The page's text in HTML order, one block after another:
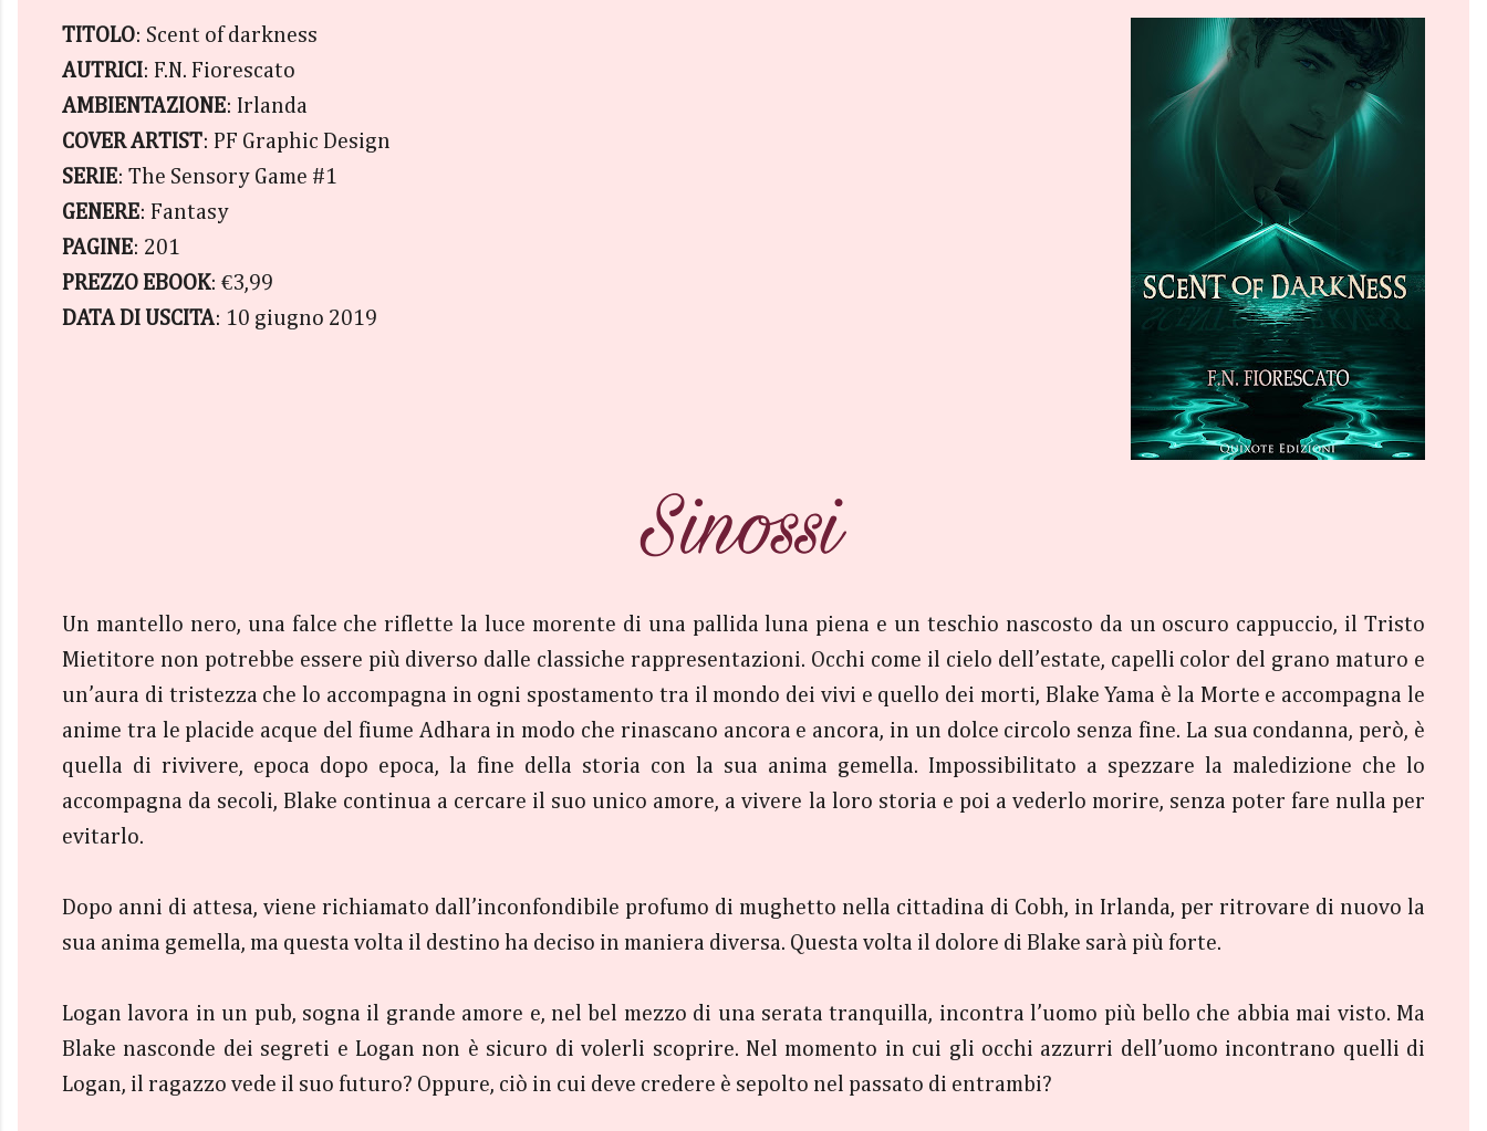
TITOLO: Scent of darkness
AUTRICI: F.N. Fiorescato
AMBIENTAZIONE: Irlanda
COVER ARTIST: PF Graphic Design
SERIE: The Sensory Game #1
GENERE: Fantasy
PAGINE: 201
PREZZO EBOOK: €3,99
DATA DI USCITA: 10 giugno 2019
Un mantello nero, una falce che riflette la luce morente di una pallida luna piena e un teschio nascosto da un oscuro cappuccio, il Tristo
Mietitore non potrebbe essere più diverso dalle classiche rappresentazioni. Occhi come il cielo dell’estate, capelli color del grano maturo e
un’aura di tristezza che lo accompagna in ogni spostamento tra il mondo dei vivi e quello dei morti, Blake Yama è la Morte e accompagna le
anime tra le placide acque del fiume Adhara in modo che rinascano ancora e ancora, in un dolce circolo senza fine. La sua condanna, però, è
quella di rivivere, epoca dopo epoca, la fine della storia con la sua anima gemella. Impossibilitato a spezzare la maledizione che lo
accompagna da secoli, Blake continua a cercare il suo unico amore, a vivere la loro storia e poi a vederlo morire, senza poter fare nulla per
evitarlo.
Dopo anni di attesa, viene richiamato dall’inconfondibile profumo di mughetto nella cittadina di Cobh, in Irlanda, per ritrovare di nuovo la
sua anima gemella, ma questa volta il destino ha deciso in maniera diversa. Questa volta il dolore di Blake sarà più forte.
Logan lavora in un pub, sogna il grande amore e, nel bel mezzo di una serata tranquilla, incontra l’uomo più bello che abbia mai visto. Ma
Blake nasconde dei segreti e Logan non è sicuro di volerli scoprire. Nel momento in cui gli occhi azzurri dell’uomo incontrano quelli di
Logan, il ragazzo vede il suo futuro? Oppure, ciò in cui deve credere è sepolto nel passato di entrambi?